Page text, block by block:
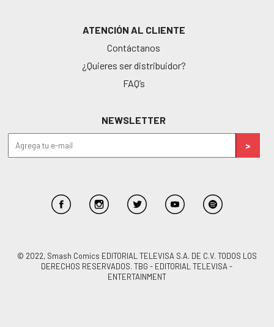
ATENCIÓN AL CLIENTE
Contáctanos
¿Quieres ser distribuidor?
FAQ’s
NEWSLETTER
© 2022, Smash Comics EDITORIAL TELEVISA S.A. DE C.V. TODOS LOS
DERECHOS RESERVADOS. TBG - EDITORIAL TELEVISA -
ENTERTAINMENT